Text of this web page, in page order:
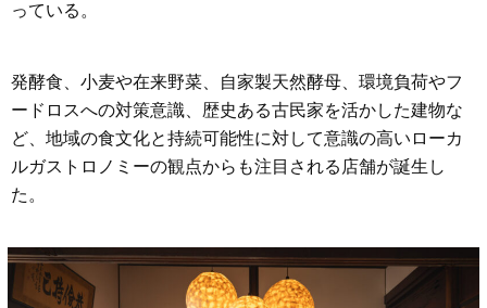
っている。
発酵食、小麦や在来野菜、自家製天然酵母、環境負荷やフ
ードロスへの対策意識、歴史ある古民家を活かした建物な
ど、地域の食文化と持続可能性に対して意識の高いローカ
ルガストロノミーの観点からも注目される店舗が誕生し
た。